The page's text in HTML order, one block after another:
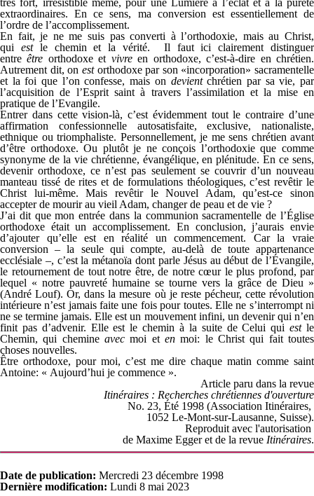
très fort, irrésistible même, pour une Lumière à l’éclat et à la pureté
extraordinaires. En ce sens, ma conversion est essentiellement de
l’ordre de l’accomplissement.
En fait, je ne me suis pas converti à l’orthodoxie, mais au Christ,
qui estle chemin et la vérité. Il faut ici clairement distinguer
entreêtre orthodoxe et vivreen orthodoxe, c’est-à-dire en chrétien.
Autrement dit, on estorthodoxe par son «incorporation» sacramentelle
et la foi que l’on confesse, mais on devientchrétien par sa vie, par
l’acquisition de l’Esprit saint à travers l’assimilation et la mise en
pratique de l’Evangile.
Entrer dans cette vision-là, c’est évidemment tout le contraire d’une
affirmation confessionnelle autosatisfaite, exclusive, nationaliste,
ethnique ou triomphaliste. Personnellement, je me sens chrétien avant
d’être orthodoxe. Ou plutôt je ne conçois l’orthodoxie que comme
synonyme de la vie chrétienne, évangélique, en plénitude. En ce sens,
devenir orthodoxe, ce n’est pas seulement se couvrir d’un nouveau
manteau tissé de rites et de formulations théologiques, c’est revêtir le
Christ lui-même. Mais revêtir le Nouvel Adam, qu’est-ce sinon
accepter de mourir au vieil Adam, changer de peau et de vie ?
J’ai dit que mon entrée dans la communion sacramentelle de l’Église
orthodoxe était un accomplissement. En conclusion, j’aurais envie
d’ajouter qu’elle est en réalité un commencement. Car la vraie
conversion – la seule qui compte, au-delà de toute appartenance
ecclésiale –, c’est la métanoïa dont parle Jésus au début de l’Évangile,
le retournement de tout notre être, de notre cœur le plus profond, par
lequel « notre pauvreté humaine se tourne vers la grâce de Dieu »
(André Louf). Or, dans la mesure où je reste pécheur, cette révolution
intérieure n’est jamais faite une fois pour toutes. Elle ne s’interrompt ni
ne se termine jamais. Elle est un mouvement infini, un devenir qui n’en
finit pas d’advenir. Elle est le chemin à la suite de Celui quiestle
Chemin, qui chemine avec moi et en moi: le Christ qui fait toutes
choses nouvelles.
Être orthodoxe, pour moi, c’est me dire chaque matin comme saint
Antoine: « Aujourd’hui je commence ».
Article paru dans la revue
Itinéraires : Recherches chrétiennes d'ouverture
No. 23, Été 1998 (Association Itinéraires,
1052 Le-Mont-sur-Lausanne, Suisse).
Reproduit avec l'autorisation
de Maxime Egger et de la revue Itinéraires.
Date de publication: Mercredi 23 décembre 1998
Dernière modification: Lundi 8 mai 2023